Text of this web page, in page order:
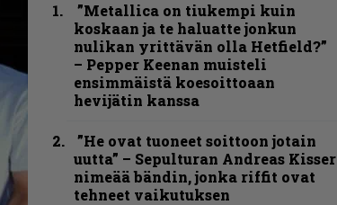
”Metallica on tiukempi kuin
koskaan ja te haluatte jonkun
nulikan yrittävän olla Hetfield?”
– Pepper Keenan muisteli
ensimmäistä koesoittoaan
hevijätin kanssa
”He ovat tuoneet soittoon jotain
uutta” – Sepulturan Andreas Kisser
nimeää bändin, jonka riffit ovat
tehneet vaikutuksen